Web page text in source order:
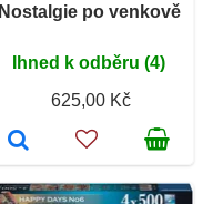
Nostalgie po venkově
Ihned k odběru (4)
625,00 Kč